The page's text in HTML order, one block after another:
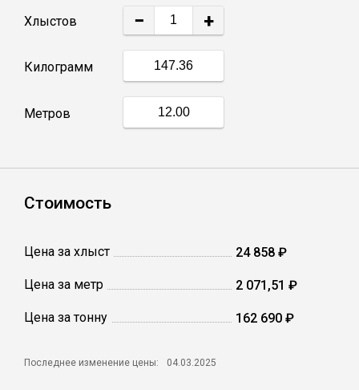
Профлист
Столбы заборные
Сетка кладочная
Хлыстов − +
Килограмм
Метров
Стоимость
Цена за хлыст 24 858 ₽
Цена за метр 2 071,51 ₽
Цена за тонну 162 690 ₽
Последнее изменение цены: 04.03.2025